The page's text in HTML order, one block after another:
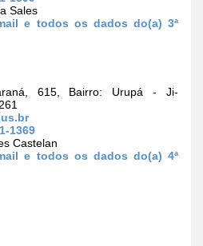
Sales
e todos os dados do(a) 3ª
615, Bairro: Urupá - Ji-
1369
Castelan
e todos os dados do(a) 4ª